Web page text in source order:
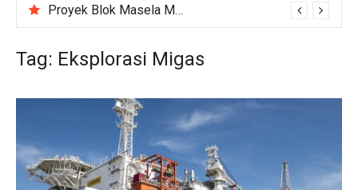
Proyek Blok Masela Makin Dekat ke FID, Investasi Raksasa Siap Menggerakkan Industri Energi
Tag: Eksplorasi Migas